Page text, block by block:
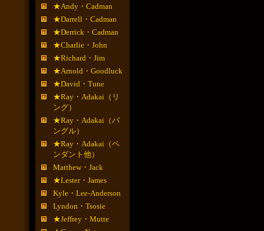
★Andy・Cadman
★Darrell・Cadman
★Derrick・Cadman
★Charlie・John
★Richard・Jim
★Arnold・Goodluck
★David・Tune
★Ray・Adakai（リ
ング）
★Ray・Adakai（バ
ングル）
★Ray・Adakai（ペ
ンダント他）
Matthew・Jack
★Lester・James
Kyle・Lee-Anderson
Lyndon・Tsosie
★Jeffrey・Mutte